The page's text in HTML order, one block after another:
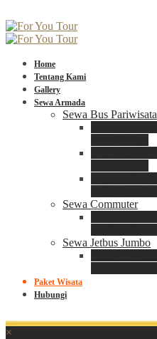
Home
Tentang Kami
Gallery
Sewa Armada
Sewa Bus Pariwisata
Sewa Commuter
Sewa Jetbus Jumbo
Paket Wisata
Hubungi
×